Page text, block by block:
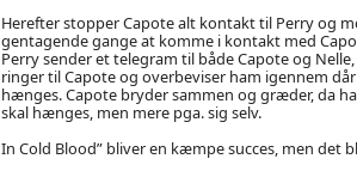
Herefter stopper Capote alt kontakt til Perry og
gentagende gange at komme i kontakt med
Perry sender et telegram til både Capote og
ringer til Capote og overbeviser ham igennem
hænges. Capote bryder sammen og græder, da
skal hænges, men mere pga. sig selv.
In Cold Blood” bliver en kæmpe succes, men det